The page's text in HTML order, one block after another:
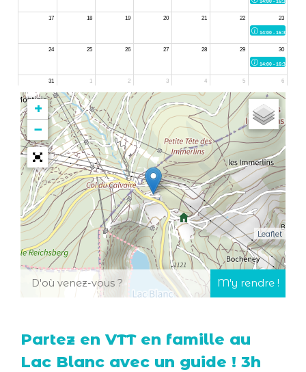
+
−
Leaflet
Partez en VTT en famille au
Lac Blanc avec un guide ! 3h